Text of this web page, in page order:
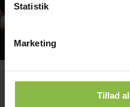
Statistik
Marketing
Tillad